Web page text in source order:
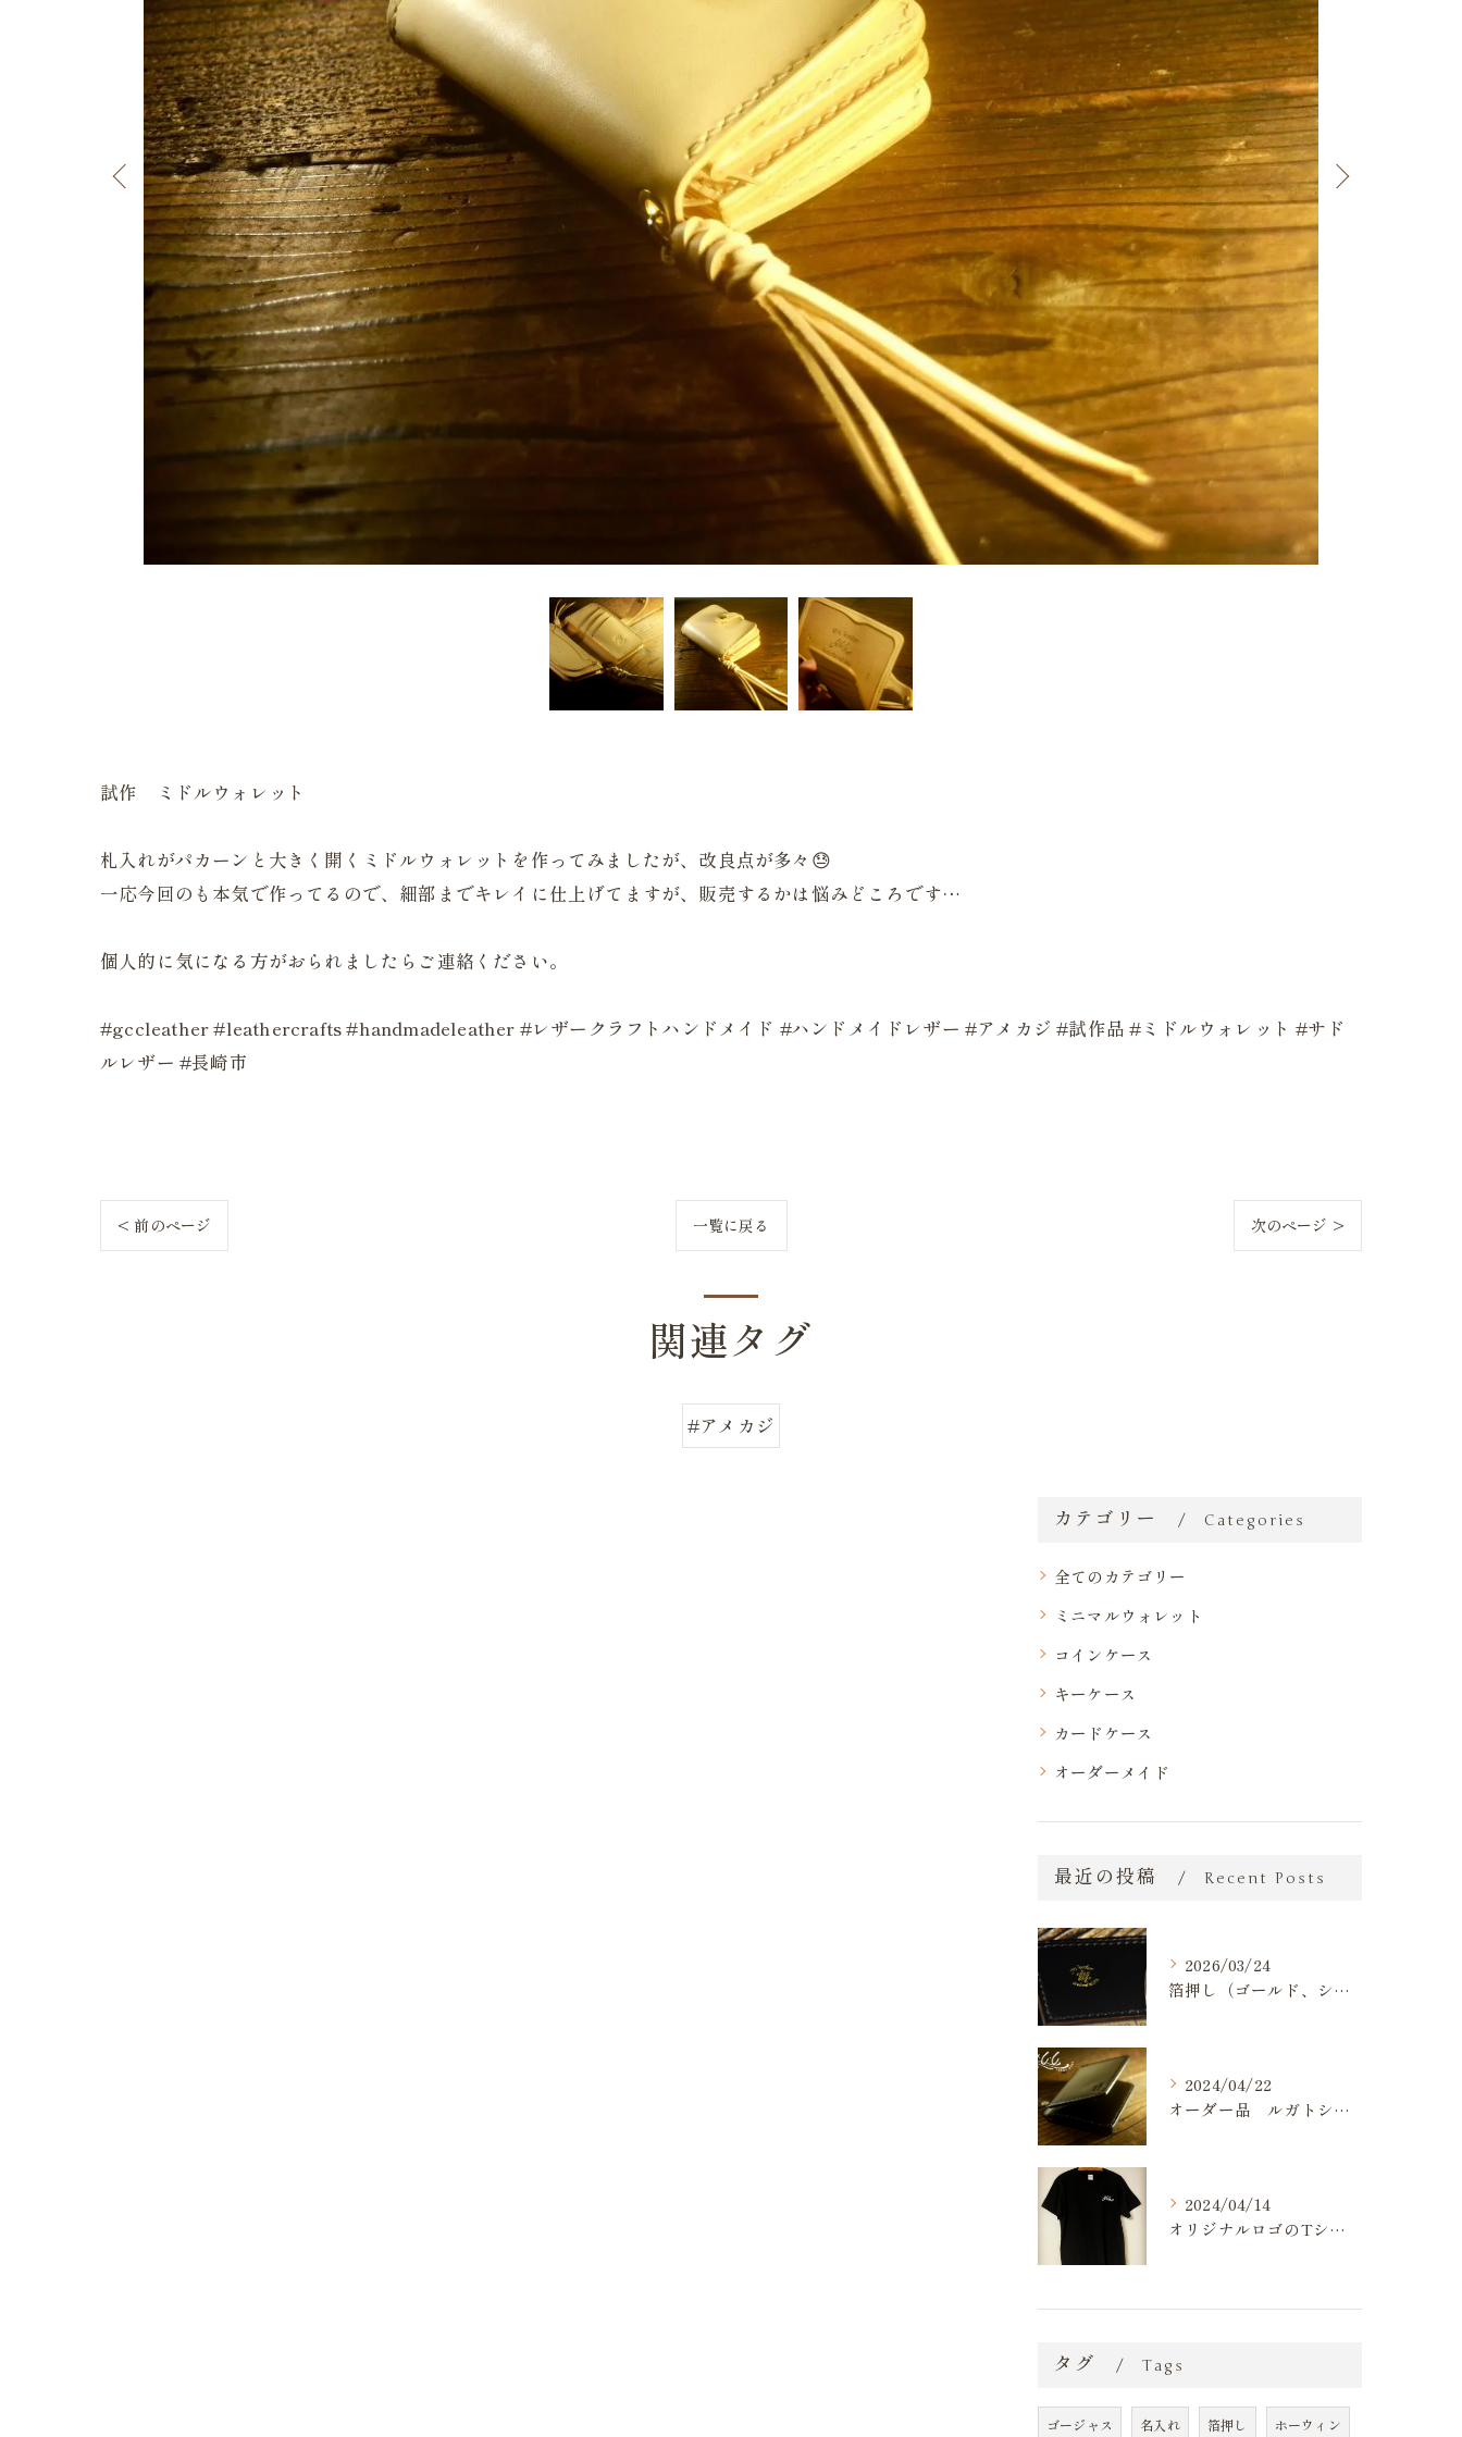
試作 ミドルウォレット
札入れがパカーンと大きく開くミドルウォレットを作ってみましたが、改良点が多々😓
一応今回のも本気で作ってるので、細部までキレイに仕上げてますが、販売するかは悩みどころです…
個人的に気になる方がおられましたらご連絡ください。
#gccleather #leathercrafts #handmadeleather #レザークラフトハンドメイド #ハンドメイドレザー #アメカジ #試作品 #ミドルウォレット #サド
ルレザー #長崎市
< 前のページ 一覧に戻る 次のページ >
関連タグ
#アメカジ
カテゴリー Categories
全てのカテゴリー
ミニマルウォレット
コインケース
キーケース
カードケース
オーダーメイド
最近の投稿 Recent Posts
2026/03/24
箔押し（ゴールド、シルバー）が出来るようになりました。
2024/04/22
オーダー品 ルガトショルダー 名刺入れ
2024/04/14
オリジナルロゴのTシャツ作りました💪
タグ Tags
ゴージャス 名入れ 箔押し ホーウィン